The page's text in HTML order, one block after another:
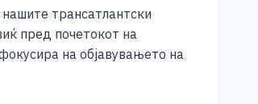
трансатлантски
пред почетокот на
на објавувањето на